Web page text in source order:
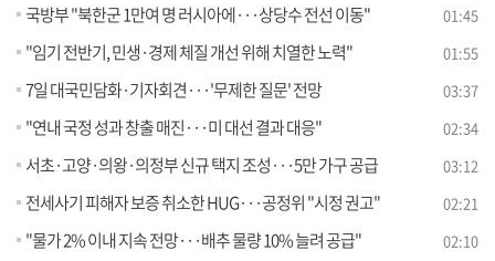
국방부 "북한군 1만여 명 러시아에···상당수 전선 이동" 01:45
"임기 전반기, 민생·경제 체질 개선 위해 치열한 노력" 01:55
7일 대국민담화·기자회견···'무제한 질문' 전망 03:37
"연내 국정 성과 창출 매진···미 대선 결과 대응" 02:34
서초·고양·의왕·의정부 신규 택지 조성···5만 가구 공급 03:12
전세사기 피해자 보증 취소한 HUG···공정위 "시정 권고" 02:21
"물가 2% 이내 지속 전망···배추 물량 10% 늘려 공급" 02:10